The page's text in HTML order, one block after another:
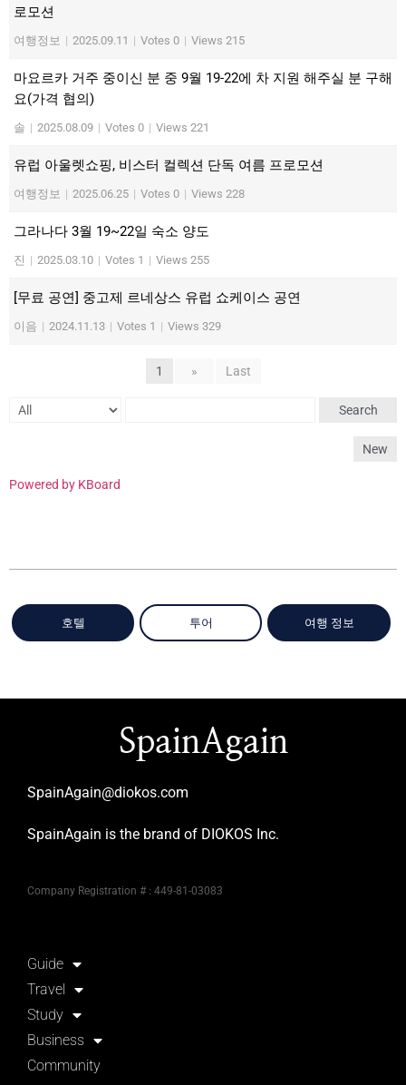
로모션
여행정보 | 2025.09.11 | Votes 0 | Views 215
마요르카 거주 중이신 분 중 9월 19-22에 차 지원 해주실 분 구해
요(가격 협의)
솔 | 2025.08.09 | Votes 0 | Views 221
유럽 아울렛쇼핑, 비스터 컬렉션 단독 여름 프로모션
여행정보 | 2025.06.25 | Votes 0 | Views 228
그라나다 3월 19~22일 숙소 양도
진 | 2025.03.10 | Votes 1 | Views 255
[무료 공연] 중고제 르네상스 유럽 쇼케이스 공연
이음 | 2024.11.13 | Votes 1 | Views 329
1 » Last
Search
New
Powered by KBoard
호텔 투어 여행 정보
SpainAgain
SpainAgain@diokos.com
SpainAgain is the brand of DIOKOS Inc.
Company Registration # : 449-81-03083
Guide
Travel
Study
Business
Community